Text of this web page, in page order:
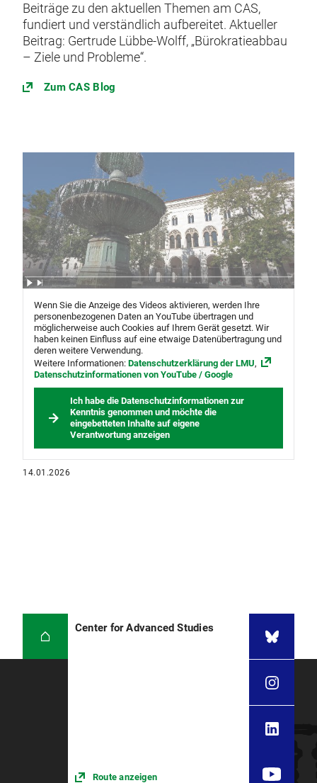
Beiträge zu den aktuellen Themen am CAS,
fundiert und verständlich aufbereitet. Aktueller
Beitrag: Gertrude Lübbe-Wolff, „Bürokratieabbau
– Ziele und Probleme“.
Zum CAS Blog
Wenn Sie die Anzeige des Videos aktivieren, werden Ihre
personenbezogenen Daten an YouTube übertragen und
möglicherweise auch Cookies auf Ihrem Gerät gesetzt. Wir
haben keinen Einfluss auf eine etwaige Datenübertragung und
deren weitere Verwendung.
Weitere Informationen: Datenschutzerklärung der LMU,
Datenschutzinformationen von YouTube / Google
Ich habe die Datenschutzinformationen zur
Kenntnis genommen und möchte die
eingebetteten Inhalte auf eigene
Verantwortung anzeigen
14.01.2026
Center for Advanced Studies
Route anzeigen